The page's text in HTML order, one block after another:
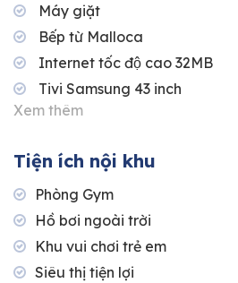
Máy giặt
Bếp từ Malloca
Internet tốc độ cao 32MB
Tivi Samsung 43 inch
Xem thêm
Tiện ích nội khu
Phòng Gym
Hồ bơi ngoài trời
Khu vui chơi trẻ em
Siêu thị tiện lợi